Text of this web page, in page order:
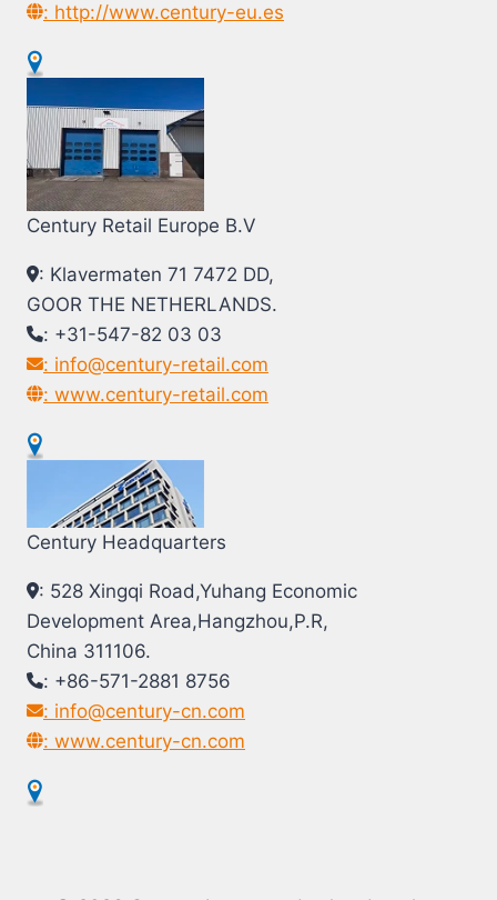
: http://www.century-eu.es
Century Retail Europe B.V
: Klavermaten 71 7472 DD,
GOOR THE NETHERLANDS.
: +31-547-82 03 03
: info@century-retail.com
: www.century-retail.com
Century Headquarters
: 528 Xingqi Road,Yuhang Economic
Development Area,Hangzhou,P.R,
China 311106.
: +86-571-2881 8756
: info@century-cn.com
: www.century-cn.com